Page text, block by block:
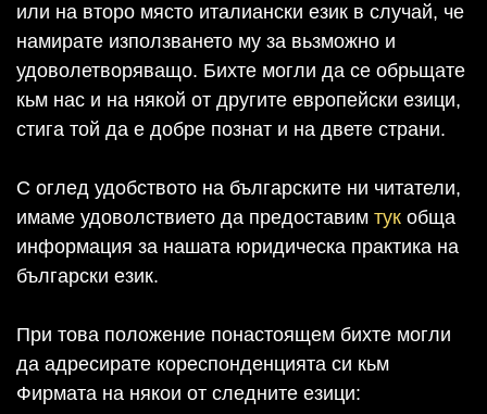
или на второ място италиански език в случай, че
намирате използването му за вьзможно и
удоволетворяващо. Бихте могли да се обрьщате
кьм нас и на някой от другите европейски езици,
стига той да е добре познат и на двете страни.
С оглед удобството на българските ни читатели,
имаме удоволствието да предоставим тук обща
информация за нашата юридическа практика на
български език.
При това положение понастоящем бихте могли
да адресирате кореспонденцията си кьм
Фирмата на някои от следните езици: